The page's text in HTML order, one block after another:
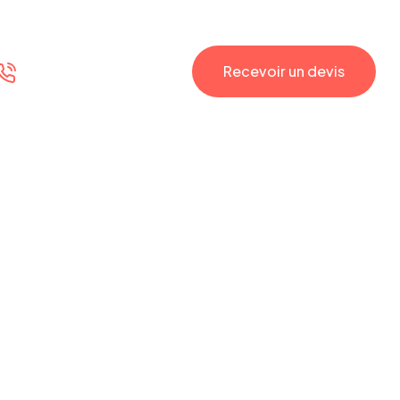
Recevoir un devis